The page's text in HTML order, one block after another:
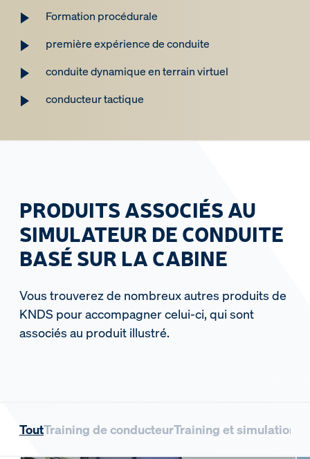
Formation procédurale
première expérience de conduite
conduite dynamique en terrain virtuel
conducteur tactique
PRODUITS ASSOCIÉS AU
SIMULATEUR DE CONDUITE
BASÉ SUR LA CABINE
Vous trouverez de nombreux autres produits de
KNDS pour accompagner celui-ci, qui sont
associés au produit illustré.
ToutTraining de conducteurTraining et simulation